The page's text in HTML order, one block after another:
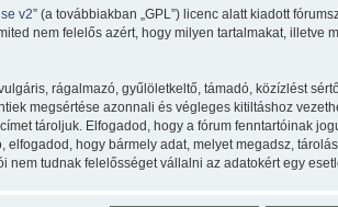
v2” (a továbbiakban „GPL”) licenc alatt kiadott
nem felelős azért, hogy milyen tartalmakat,
rágalmazó, gyűlöletkeltő, támadó, közízlést
megsértése azonnali és végleges kitiltáshoz
tároljuk. Elfogadod, hogy a fórum fenntartóinak
hogy bármely adat, melyet megadsz,
tudnak felelősséget vállalni az adatokért egy